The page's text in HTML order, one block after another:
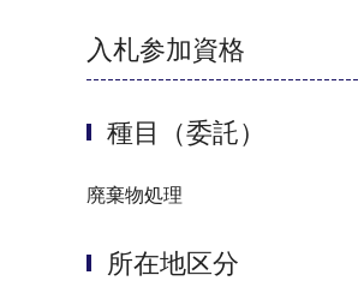
入札参加資格
種目（委託）
廃棄物処理
所在地区分